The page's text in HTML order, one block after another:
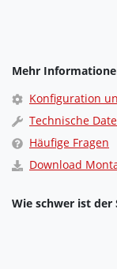
Mehr
Konfiguration
Technische
Häufige Fragen
Download
Wie schwer ist der